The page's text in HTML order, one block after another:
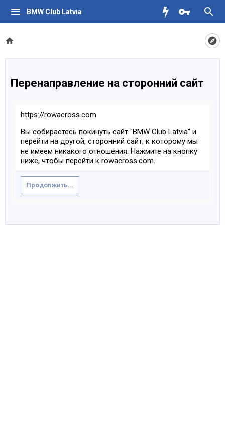
BMW Club Latvia
Перенаправление на сторонний сайт
https://rowacross.com
Вы собираетесь покинуть сайт "BMW Club Latvia" и
перейти на другой, сторонний сайт, к которому мы
не имеем никакого отношения. Нажмите на кнопку
ниже, чтобы перейти к rowacross.com.
Продолжить...